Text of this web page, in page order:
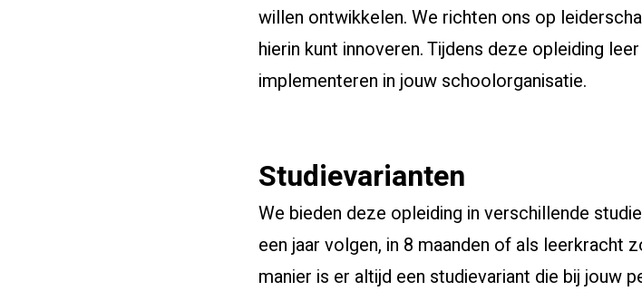
willen ontwikkelen. We richten ons op
hierin kunt innoveren. Tijdens deze opleiding
implementeren in jouw schoolorganisatie.
Studievarianten
We bieden deze opleiding in verschillende
een jaar volgen, in 8 maanden of als leerkracht
manier is er altijd een studievariant die bij jouw